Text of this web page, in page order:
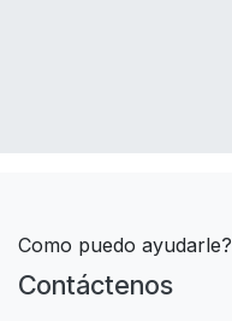
Como puedo ayudarle?
Contáctenos